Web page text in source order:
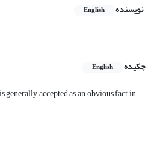
نویسنده English
چکیده
English
accepted as an obvious fact in